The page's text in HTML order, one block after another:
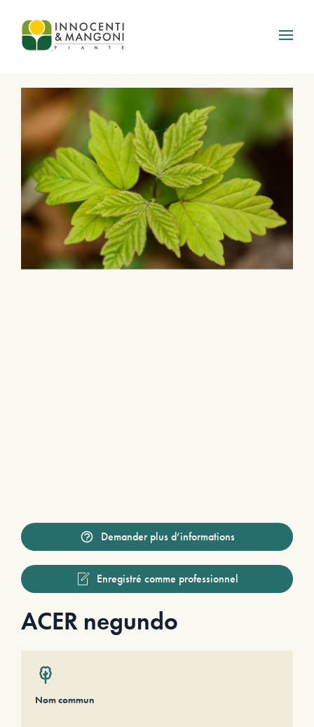
Skip to main content
Demander plus d’informations
Enregistré comme professionnel
ACER negundo
Nom commun